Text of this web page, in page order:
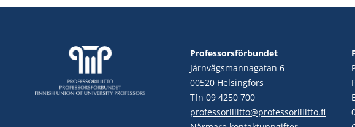
Professorsförbundet
Järnvägsmannagatan 6
00520 Helsingfors
Tfn 09 4250 700
professoriliitto@professoriliitto.fi